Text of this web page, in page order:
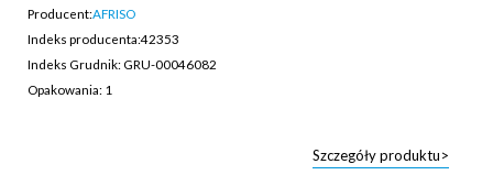
Producent:AFRISO
Indeks producenta:42353
Indeks Grudnik: GRU-00046082
Opakowania: 1
Szczegóły produktu>